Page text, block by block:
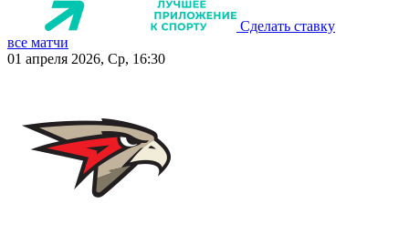
Сделать ставку
все матчи
01 апреля 2026, Ср, 16:30